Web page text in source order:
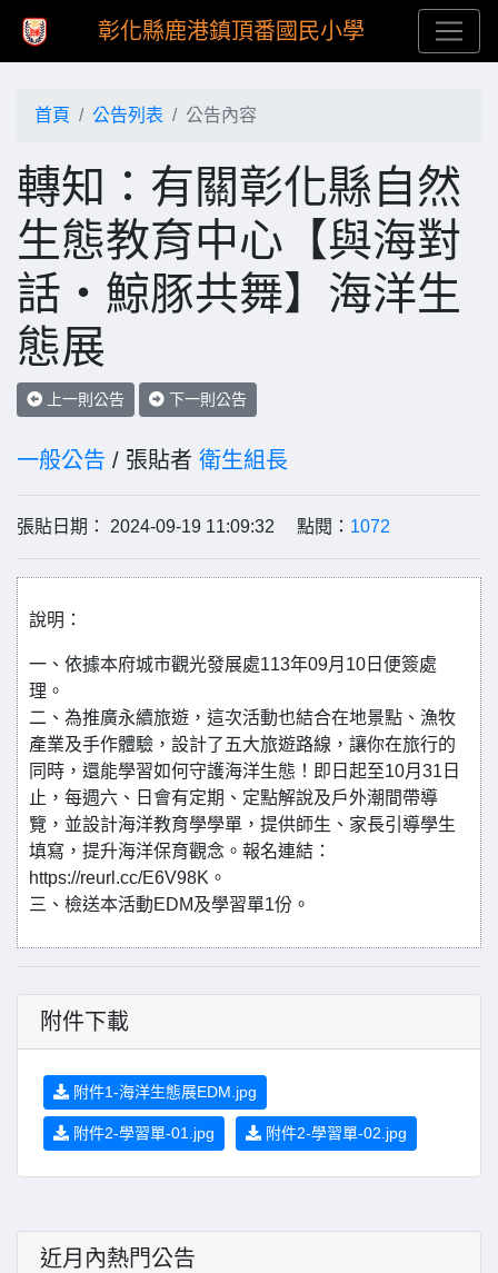
彰化縣鹿港鎮頂番國民小學
首頁 公告列表 公告內容
轉知：有關彰化縣自然
生態教育中心【與海對
話・鯨豚共舞】海洋生
態展
上一則公告 下一則公告
一般公告 / 張貼者 衛生組長
張貼日期： 2024-09-19 11:09:32 點閱： 1072
說明：
一、依據本府城市觀光發展處113年09月10日便簽處
理。
二、為推廣永續旅遊，這次活動也結合在地景點、漁牧
產業及手作體驗，設計了五大旅遊路線，讓你在旅行的
同時，還能學習如何守護海洋生態！即日起至10月31日
止，每週六、日會有定期、定點解說及戶外潮間帶導
覽，並設計海洋教育學學單，提供師生、家長引導學生
填寫，提升海洋保育觀念。報名連結：
https://reurl.cc/E6V98K。
三、檢送本活動EDM及學習單1份。
附件下載
附件1-海洋生態展EDM.jpg
附件2-學習單-01.jpg 附件2-學習單-02.jpg
近月內熱門公告